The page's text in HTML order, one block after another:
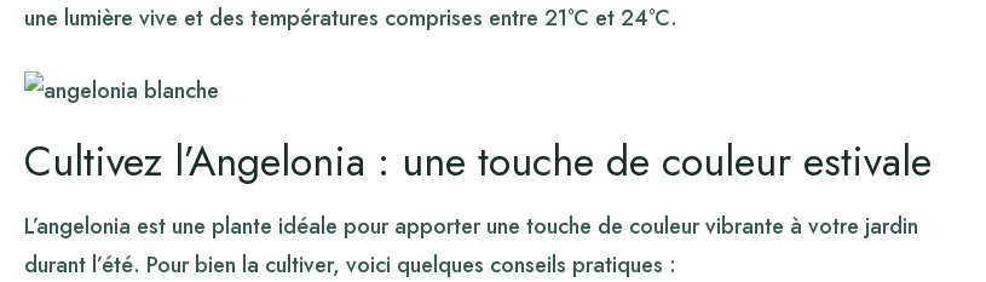
une lumière vive et des températures comprises entre 21°C et 24°C.
Cultivez l’Angelonia : une touche de couleur estivale
L’angelonia est une plante idéale pour apporter une touche de couleur vibrante à votre jardin
durant l’été. Pour bien la cultiver, voici quelques conseils pratiques :